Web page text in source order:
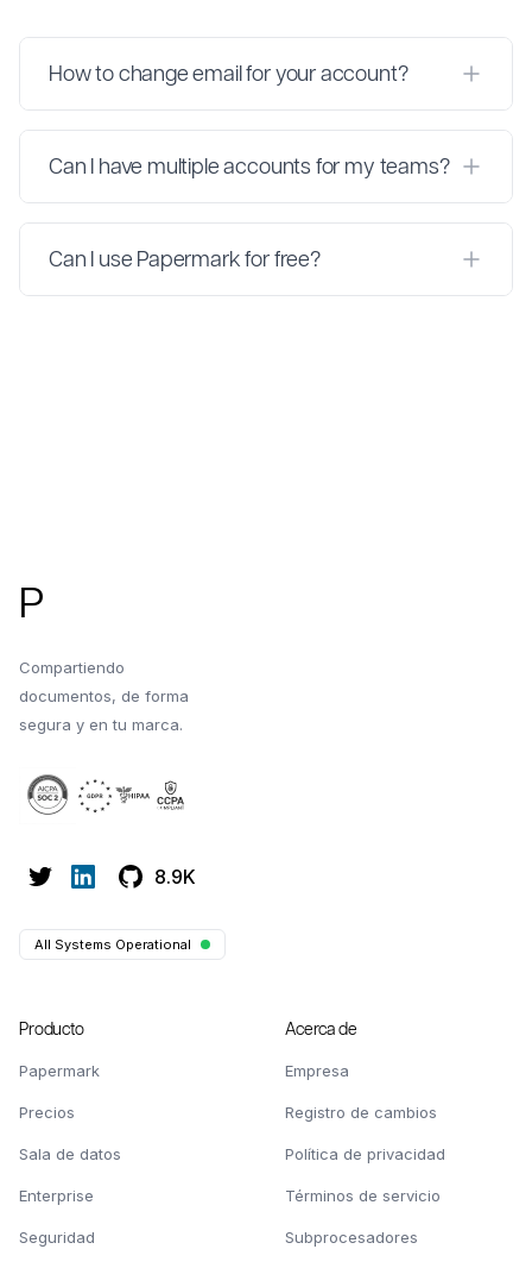
How to change email for your account?
Can I have multiple accounts for my teams?
Can I use Papermark for free?
P
Compartiendo
documentos, de forma
segura y en tu marca.
8.9K
All Systems Operational
Producto
Papermark
Precios
Sala de datos
Enterprise
Seguridad
Acerca de
Empresa
Registro de cambios
Política de privacidad
Términos de servicio
Subprocesadores